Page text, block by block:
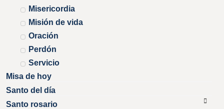
Misericordia
Misión de vida
Oración
Perdón
Servicio
Misa de hoy
Santo del día
Santo rosario